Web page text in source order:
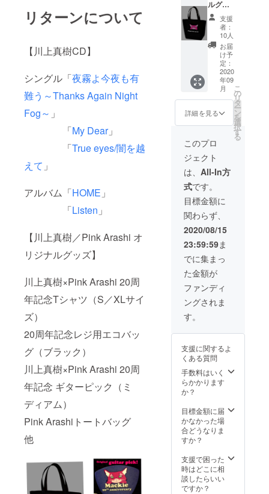
リターンについて
【川上真樹CD】
シングル「夜霧よ今夜も有
難う～Thanks Again Night
Fog～ 」
「My Dear」
「True eyes/闇を越
えて 」
アルバム「HOME 」
「Listen 」
【川上真樹／Pink Arashi オ
リジナルグッズ】
川上真樹×Pink Arashi 20周
年記念Tシャツ（S／XLサイ
ズ）
20周年記念レジ用エコバッ
グ（ブラック）
川上真樹×Pink Arashi 20周
年記念 ギターピック（ミ
ディアム）
Pink Arashiトートバッグ
他
機材が
ない場
合のみ
機材費
ご負担
となり
ます
ルグッ
ズ～
PinkAr
ashi
トート
バッグ
ついに
Pink
Arashi
トート
バッグ
がNEW
アイテ
て登
場！！
イラス
トにも
ライン
ストー
ンがつ
いたオ
シャレ
なＢＡ
Ｇで
す。
注：画
像はイ
メージ
画像と
なりま
す
支援
者：
10人
お届
け予
定：
2020
年09
月
詳細を見る
こ
の
リ
タ
ー
ン
を
選
択
す
る
このプロ
ジェクト
は、 All-In方
式です。
目標金額に
関わらず、
2020/08/15
23:59:59ま
でに集まっ
た金額が
ファンディ
ングされま
す。
支援に関するよ
くある質問
手数料はいく
らかかります
か？
目標金額に届
かなかった場
合どうなりま
すか？
支援で困った
時はどこに相
談したらいい
ですか？